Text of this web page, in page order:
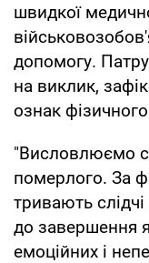
швидкої
допомогу.
на виклик,
ознак
"Висловлюємо
померлого. За
тривають
до завершення
емоційних і